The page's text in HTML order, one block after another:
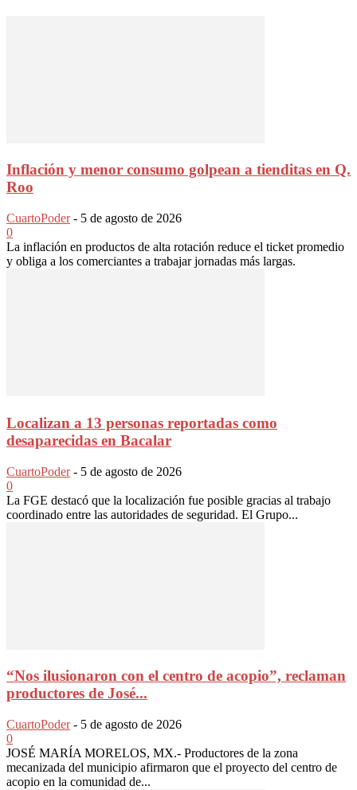
Inflación y menor consumo golpean a tienditas en Q.
Roo
CuartoPoder - 5 de agosto de 2026
0
La inflación en productos de alta rotación reduce el ticket promedio
y obliga a los comerciantes a trabajar jornadas más largas.
Localizan a 13 personas reportadas como
desaparecidas en Bacalar
CuartoPoder - 5 de agosto de 2026
0
La FGE destacó que la localización fue posible gracias al trabajo
coordinado entre las autoridades de seguridad. El Grupo...
“Nos ilusionaron con el centro de acopio”, reclaman
productores de José...
CuartoPoder - 5 de agosto de 2026
0
JOSÉ MARÍA MORELOS, MX.- Productores de la zona
mecanizada del municipio afirmaron que el proyecto del centro de
acopio en la comunidad de...